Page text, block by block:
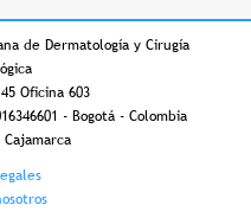
de Dermatología y Cirugía
Oficina 603
- Bogotá - Colombia
Cajamarca